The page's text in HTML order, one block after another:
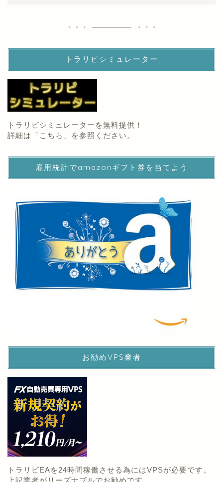
トラリピシミュレーター
トラリピシミュレーターを無料提供！
詳細は「 こちら 」を参照ください。
雇用統計でamazonギフト券を当てよう
お勧めVPS業者
トラリピEAを24時間稼働させる為にはVPSが必要です。